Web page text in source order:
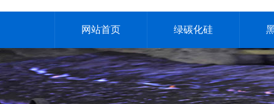
网站首页 绿碳化硅